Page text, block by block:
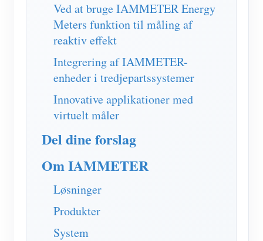
Ansøgninger
Solar PV System Energimonitor
Overvågning af elforbrug
PV-varmestyringssystem
Home Automation
Fabrikkens energiovervågning
butik
Ressourcer
Dokument
Tutorial video
FAQ
Fællesskab
Udvikler
Udforske
Belønningsprogram
Kontakt
Om os
Ved at bruge IAMMETER Energy
Meters funktion til måling af
reaktiv effekt
Integrering af IAMMETER-
enheder i tredjepartssystemer
Innovative applikationer med
virtuelt måler
Del dine forslag
Om IAMMETER
Løsninger
Produkter
System